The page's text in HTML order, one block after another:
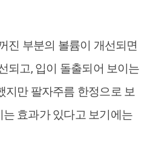
진 부분의 볼륨이 개선되면
되고, 입이 돌출되어 보이는
지만 팔자주름 한정으로 보
효과가 있다고 보기에는